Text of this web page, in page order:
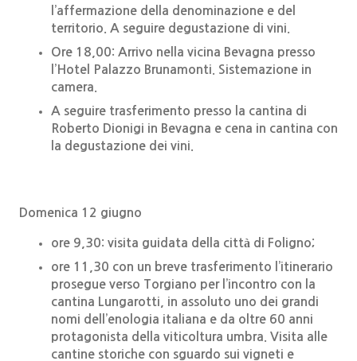
l’affermazione della denominazione e del
territorio. A seguire degustazione di vini.
Ore 18,00: Arrivo nella vicina Bevagna presso
l’Hotel Palazzo Brunamonti. Sistemazione in
camera.
A seguire trasferimento presso la cantina di
Roberto Dionigi in Bevagna e cena in cantina con
la degustazione dei vini.
Domenica 12 giugno
ore 9,30: visita guidata della città di Foligno;
ore 11,30 con un breve trasferimento l’itinerario
prosegue verso Torgiano per l’incontro con la
cantina Lungarotti, in assoluto uno dei grandi
nomi dell’enologia italiana e da oltre 60 anni
protagonista della viticoltura umbra. Visita alle
cantine storiche con sguardo sui vigneti e